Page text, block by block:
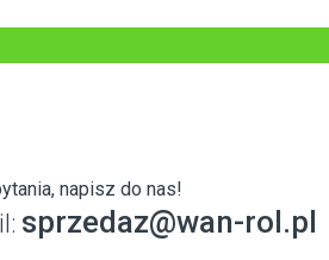
napisz do nas!
sprzedaz@wan-rol.pl